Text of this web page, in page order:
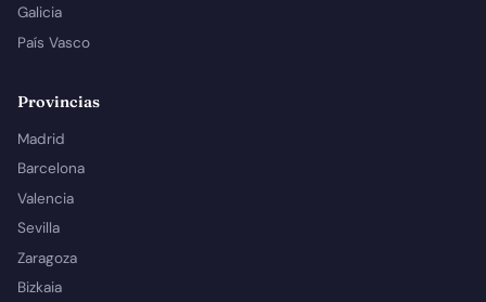
Galicia
País Vasco
Provincias
Madrid
Barcelona
Valencia
Sevilla
Zaragoza
Bizkaia